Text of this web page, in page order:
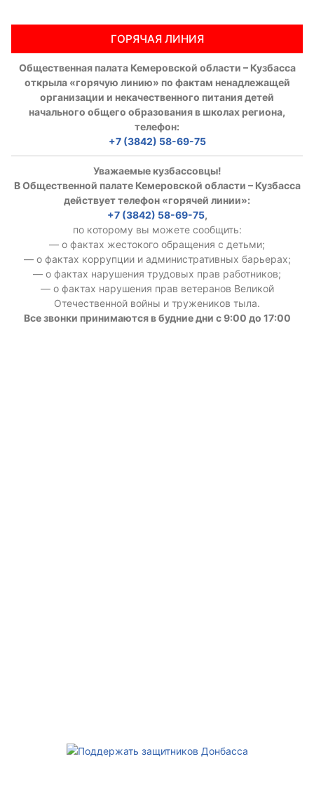
ГОРЯЧАЯ ЛИНИЯ
Общественная палата Кемеровской области – Кузбасса
открыла «горячую линию» по фактам ненадлежащей
организации и некачественного питания детей
начального общего образования в школах региона,
телефон:
+7 (3842) 58-69-75
Уважаемые кузбассовцы!
В Общественной палате Кемеровской области – Кузбасса
действует телефон «горячей линии»:
+7 (3842) 58-69-75,
по которому вы можете сообщить:
— о фактах жестокого обращения с детьми;
— о фактах коррупции и административных барьерах;
— о фактах нарушения трудовых прав работников;
— о фактах нарушения прав ветеранов Великой
Отечественной войны и тружеников тыла.
Все звонки принимаются в будние дни с 9:00 до 17:00